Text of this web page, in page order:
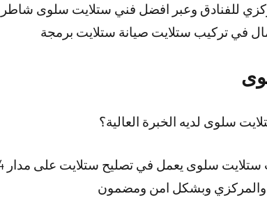
للفنادق وعبر افضل فني ستلايت سلوى
في تركيب ستلايت صيانة ستلايت برمجة
سلوى لديه الخبرة العالية؟
والمركزي وبشكل امن ومضمون